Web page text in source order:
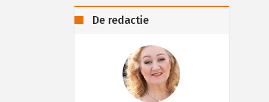
De redactie